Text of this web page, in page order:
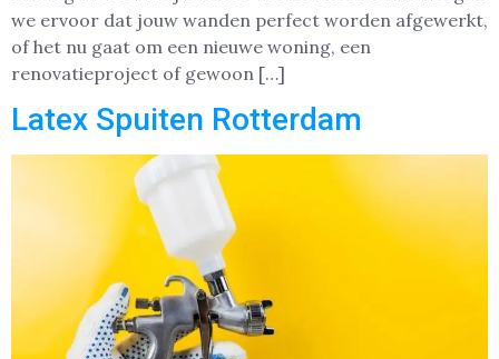
we ervoor dat jouw wanden perfect worden afgewerkt,
of het nu gaat om een nieuwe woning, een
renovatieproject of gewoon […]
Latex Spuiten Rotterdam